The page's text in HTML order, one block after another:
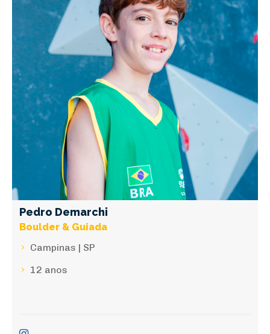
Pedro Demarchi
Boulder & Guiada
Campinas | SP
12 anos